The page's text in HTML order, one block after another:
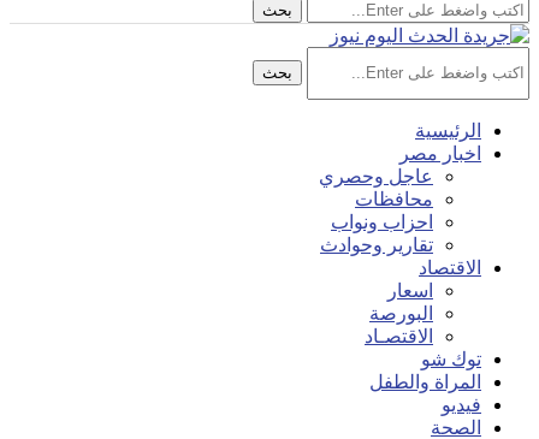
بحث
بحث
الرئيسية
اخبار مصر
عاجل وحصري
محافظات
احزاب ونواب
تقارير وحوادث
الاقتصاد
اسعار
البورصة
الاقتصـاد
توك شو
المراة والطفل
فيديو
الصحة